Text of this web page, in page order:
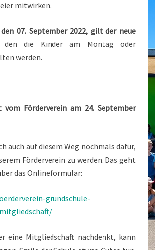
mitwirken.
07. September 2022, gilt der neue
die Kinder am Montag oder
werden.
vom Förderverein am 24. September
auch auf diesem Weg nochmals dafür,
Förderverein zu werden. Das geht
das Onlineformular:
grundschule-
eine Mitgliedschaft nachdenkt, kann